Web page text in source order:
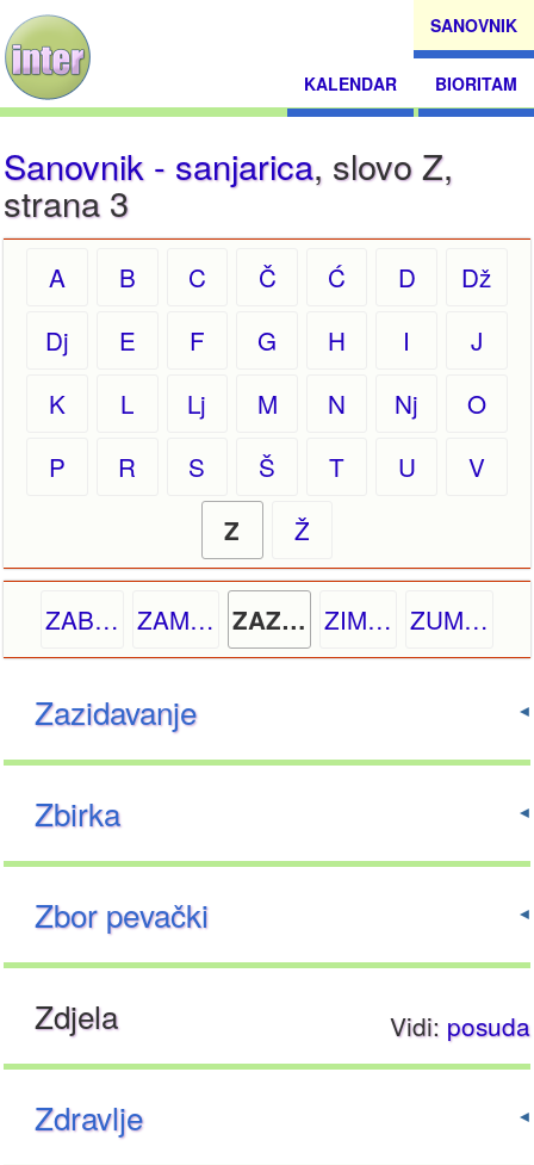
SANOVNIK
KALENDAR BIORITAM
Sanovnik - sanjarica, slovo Z,
strana 3
A B C Č Ć D
Dž
Dj
E F G H I
J
K
L Lj M N Nj
O
P
R S Š T U V
Z Ž
ZAB… ZAM… ZAZ… ZIM… ZUM…
Zazidavanje
Zbirka
Zbor pevački
Zdjela Vidi: posuda
Zdravlje